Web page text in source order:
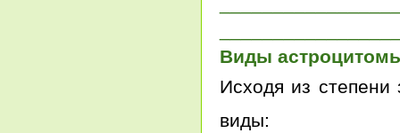
Виды
Исходя из степени
виды: